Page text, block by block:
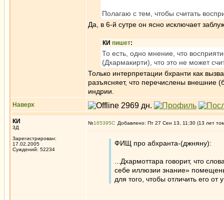
Полагаю с тем, чтобы считать
Да, в 6-й сутре он ясно исключает
КИ пишет:
То есть, одно мнение, что
(Дхармакирти), что это не может
Только интерпретации бхранти как
разъясняет, что перечислены внешние
индрии.
Наверх
КИ
3Д
Зарегистрирован:
17.02.2005
Суждений: 52234
№165395 Добавлено: Пт 27 Сен 13, 11:30 (13 лет
ФИЩ про абхранта-(джняну):
...Дхармоттара говорит, что
себе иллюзии знание»
для того, чтобы отличить его от